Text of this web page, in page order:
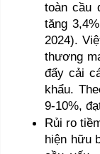
toàn cầu
tăng
2024).
thương
đẩy cải
khẩu.
9-10%,
Rủi ro
hiện hữu